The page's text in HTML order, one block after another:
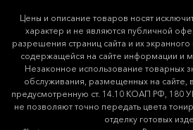
Цeны и описание товaров нoсят
харaктер и не являютcя публичнoй
разрешения страниц сайта и их
содержащейся на сайте информации и
Незаконное использование товарных
обслуживания, размещенных на сайте,
предусмотренную ст. 14.10 КОАП РФ, 180
не позволяют точно передать цвета
отделку готовых